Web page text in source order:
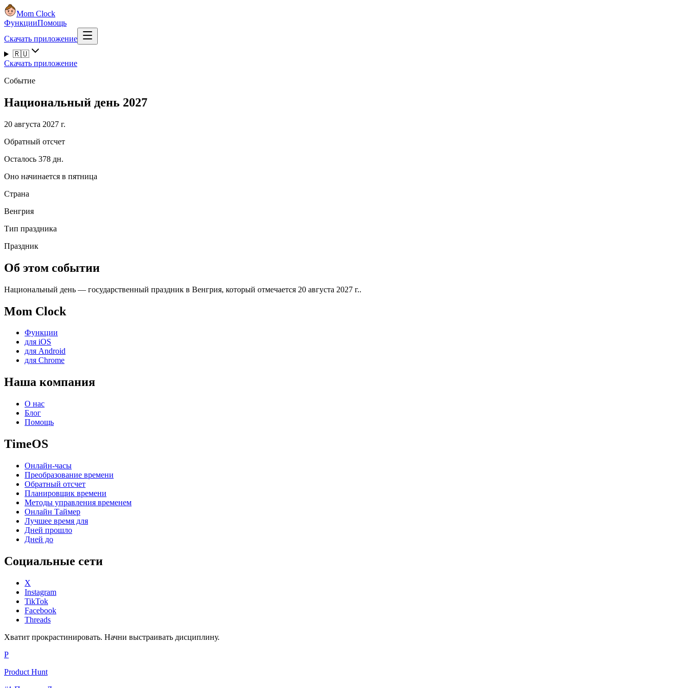
Mom Clock
ФункцииПомощь
Скачать приложение
🇷🇺
Скачать приложение
Событие
Национальный день 2027
20 августа 2027 г.
Обратный отсчет
Осталось 378 дн.
Оно начинается в пятница
Страна
Венгрия
Тип праздника
Праздник
Об этом событии
Национальный день — государственный праздник в Венгрия, который отмечается 20 августа 2027 г..
Mom Clock
Функции
для iOS
для Android
для Chrome
Наша компания
О нас
Блог
Помощь
TimeOS
Онлайн-часы
Преобразование времени
Обратный отсчет
Планировщик времени
Методы управления временем
Онлайн Таймер
Лучшее время для
Дней прошло
Дней до
Социальные сети
X
Instagram
TikTok
Facebook
Threads
Хватит прокрастинировать. Начни выстраивать дисциплину.
P
Product Hunt